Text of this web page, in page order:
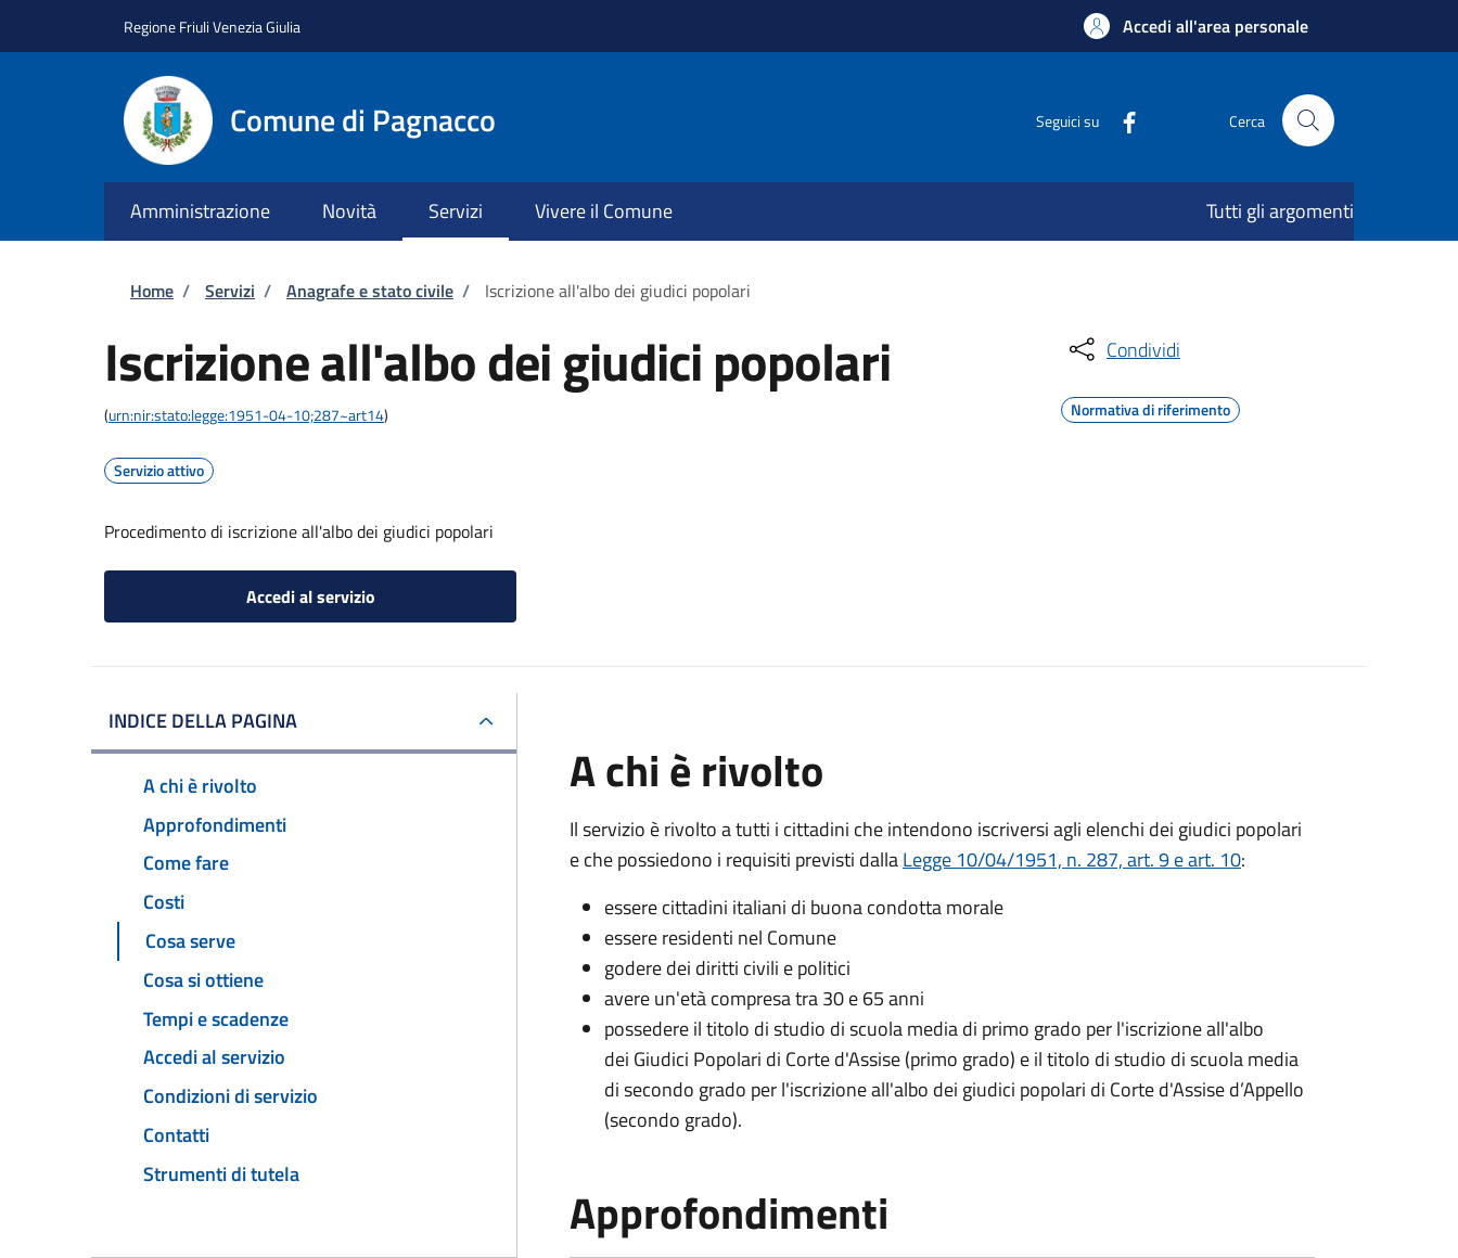
Regione Friuli Venezia Giulia Accedi all'area personale
Comune di Pagnacco Seguici su Cerca
Amministrazione Novità Servizi Vivere il Comune Tutti gli argomenti
Briciole di pane
Home / Servizi / Anagrafe e stato civile / Iscrizione all'albo dei giudici popolari
Iscrizione all'albo dei giudici popolari
(urn:nir:stato:legge:1951-04-10;287~art14)
Servizio attivo
Procedimento di iscrizione all'albo dei giudici popolari
Accedi al servizio
Condividi
Normativa di riferimento
INDICE DELLA PAGINA
A chi è rivolto
Approfondimenti
Come fare
Costi
Cosa serve
Cosa si ottiene
Tempi e scadenze
Accedi al servizio
Condizioni di servizio
Contatti
Strumenti di tutela
A chi è rivolto
Il servizio è rivolto a tutti i cittadini che intendono iscriversi agli elenchi dei giudici popolari
e che possiedono i requisiti previsti dallaLegge 10/04/1951, n. 287, art. 9 e art. 10:
essere cittadini italiani di buona condotta morale
essere residenti nel Comune
godere dei diritti civili e politici
avere un'età compresa tra 30 e 65 anni
possedere il titolo di studio di scuola media di primo grado per l'iscrizione all'albo
dei Giudici Popolari di Corte d'Assise (primo grado) e il titolo di studio di scuola media
di secondo grado per l'iscrizione all'albo dei giudici popolari di Corte d'Assise d’Appello
(secondo grado).
Approfondimenti